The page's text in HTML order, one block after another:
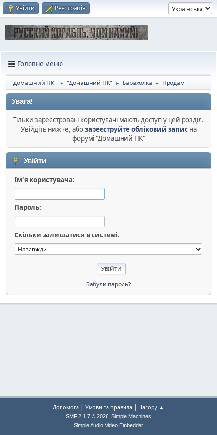
Увійти Реєстрація
Головне меню
"Домашний ПК" ► "Домашний ПК" ► Барахолка ► Продам
Увага!
Тільки зареєстровані користувачі мають доступ у цей розділ.
Увійдіть нижче, абозареєструйте обліковий записна
форумі "Домашний ПК"
Увійти
Ім'я користувача:
Пароль:
Скільки залишатися в системі:
Забули пароль?
Допомога | Умови та правила | Нагору ▲
SMF 2.1.7 © 2026, Simple Machines
Simple Audio Video Embedder